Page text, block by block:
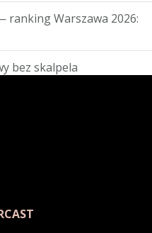
ranking Warszawa 2026:
bez skalpela